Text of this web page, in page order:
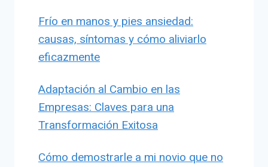
Frío en manos y pies ansiedad:
causas, síntomas y cómo aliviarlo
eficazmente
Adaptación al Cambio en las
Empresas: Claves para una
Transformación Exitosa
Cómo demostrarle a mi novio que no